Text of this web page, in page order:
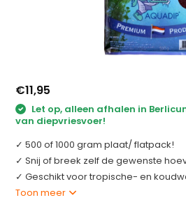
€11,95
Let op, alleen afhalen in
van diepvriesvoer!
✓ 500 of 1000 gram plaat/ flatpack!
✓ Snij of breek zelf de gewenste
✓ Geschikt voor tropische- en
Toon meer